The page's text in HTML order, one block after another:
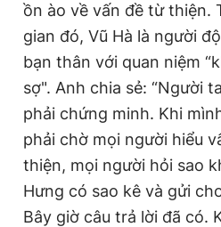
ồn ào về vấn đề từ thiện.
gian đó, Vũ Hà là người
bạn thân với quan niệm
sợ". Anh chia sẻ: “Người
phải chứng minh. Khi
phải chờ mọi người hiểu
thiện, mọi người hỏi sao
Hưng có sao kê và gửi
Bây giờ câu trả lời đã có.